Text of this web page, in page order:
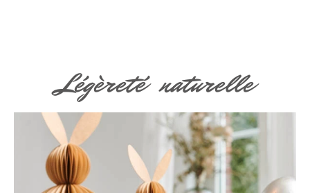
Légèreté naturelle